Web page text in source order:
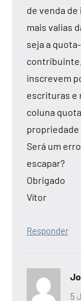
de venda
mais valias
seja a
inscrevem
escrituras e
coluna
Será um
escapar?
Obrigado
Vítor
Responder
5